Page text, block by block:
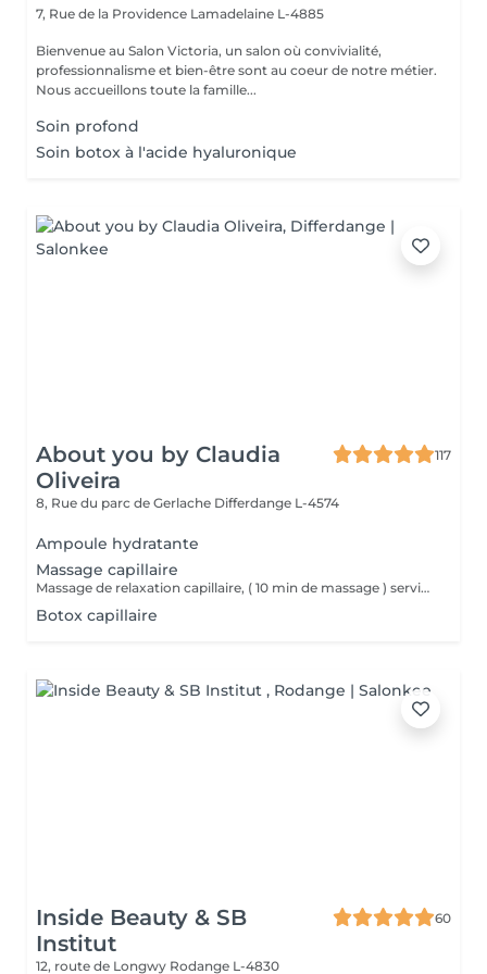
7, Rue de la Providence Lamadelaine L-4885
Bienvenue au Salon Victoria, un salon où convivialité,
professionnalisme et bien-être sont au coeur de notre métier.
Nous accueillons toute la famille...
Soin profond
Soin botox à l'acide hyaluronique
About you by Claudia
Oliveira
117
8, Rue du parc de Gerlache Differdange L-4574
Ampoule hydratante
Massage capillaire
Massage de relaxation capillaire, ( 10 min de massage ) service de brushing à rajouter lors un service massage.
Botox capillaire
Inside Beauty & SB
Institut
60
12, route de Longwy Rodange L-4830